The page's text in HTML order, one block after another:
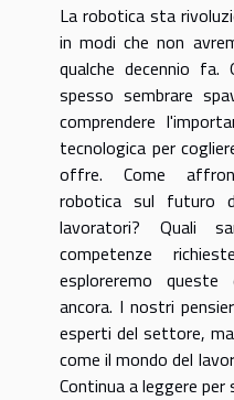
La robotica sta
in modi che non
qualche decennio fa.
spesso sembrare
comprendere
tecnologica per
offre. Come
robotica sul futuro
lavoratori? Quali
competenze
esploreremo
ancora. I nostri
esperti del settore,
come il mondo del
Continua a leggere per